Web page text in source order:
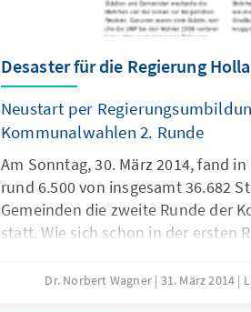
Desaster für die Regierung
Neustart per
Kommunalwahlen 2. Runde
Am Sonntag, 30. März 2014, fand
rund 6.500 von insgesamt 36.682
Gemeinden die zweite Runde der
statt. Wie sich schon in der ersten
für die Linke in Frankreich zu
Dr. Norbert Wagner 31. März 2014